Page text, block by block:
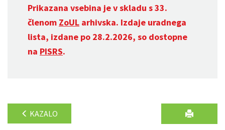
Prikazana vsebina je v skladu s 33.
členom ZoUL arhivska. Izdaje uradnega
lista, izdane po 28.2.2026, so dostopne
na PISRS.
KAZALO